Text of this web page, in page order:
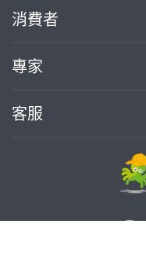
關於我們
部落格
加入我們
消費者
買服務
熱門服務
專家
案件中心
客服